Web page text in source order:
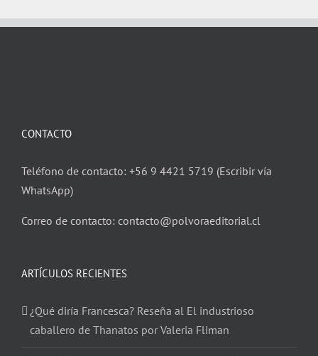
CONTACTO
Teléfono de contacto: +56 9 4421 5719 (Escribir vía
WhatsApp)
Correo de contacto: contacto@polvoraeditorial.cl
ARTÍCULOS RECIENTES
¿Qué diría Francesca? Reseña al El industrioso
caballero de Thanatos por Valeria Fliman